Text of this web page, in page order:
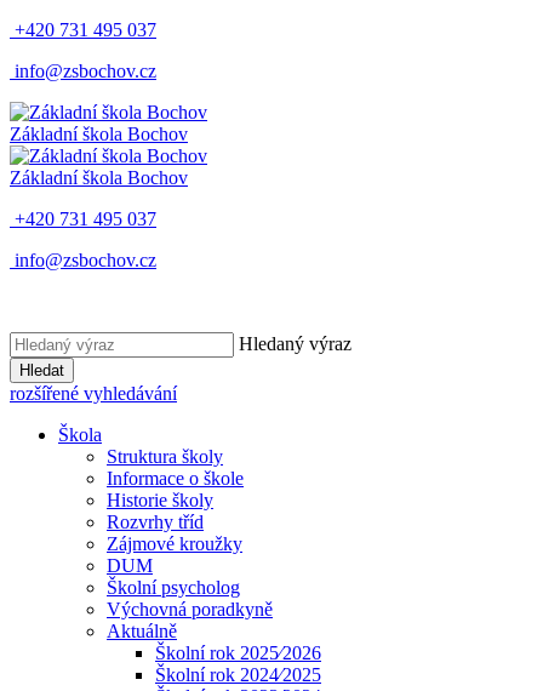
+420 731 495 037
info@zsbochov.cz
Základní škola Bochov
Základní škola Bochov
+420 731 495 037
info@zsbochov.cz
Hledaný výraz
Hledat
rozšířené vyhledávání
Škola
Struktura školy
Informace o škole
Historie školy
Rozvrhy tříd
Zájmové kroužky
DUM
Školní psycholog
Výchovná poradkyně
Aktuálně
Školní rok 2025⁄2026
Školní rok 2024⁄2025